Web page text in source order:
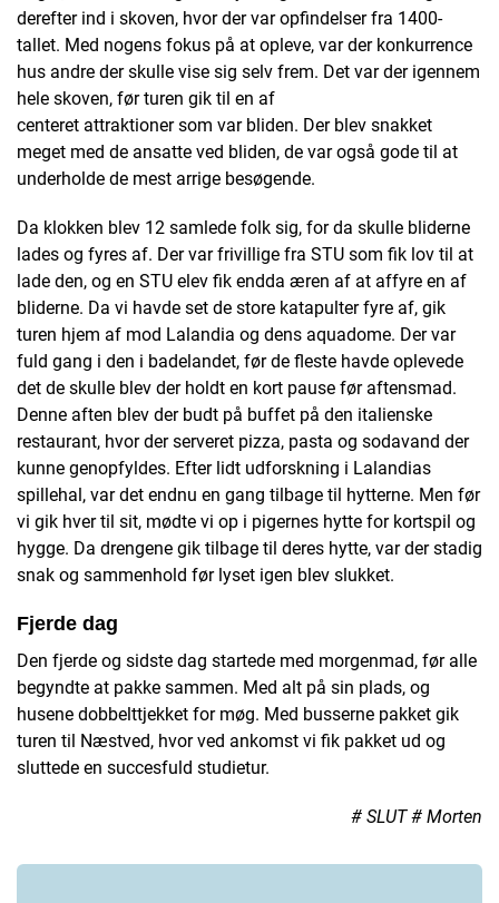
derefter ind i skoven, hvor der var opfindelser fra 1400-
tallet. Med nogens fokus på at opleve, var der konkurrence
hus andre der skulle vise sig selv frem. Det var der igennem
hele skoven, før turen gik til en af
centeret attraktioner som var bliden. Der blev snakket
meget med de ansatte ved bliden, de var også gode til at
underholde de mest arrige besøgende.
Da klokken blev 12 samlede folk sig, for da skulle bliderne
lades og fyres af. Der var frivillige fra STU som fik lov til at
lade den, og en STU elev fik endda æren af at affyre en af
bliderne. Da vi havde set de store katapulter fyre af, gik
turen hjem af mod Lalandia og dens aquadome. Der var
fuld gang i den i badelandet, før de fleste havde oplevede
det de skulle blev der holdt en kort pause før aftensmad.
Denne aften blev der budt på buffet på den italienske
restaurant, hvor der serveret pizza, pasta og sodavand der
kunne genopfyldes. Efter lidt udforskning i Lalandias
spillehal, var det endnu en gang tilbage til hytterne. Men før
vi gik hver til sit, mødte vi op i pigernes hytte for kortspil og
hygge. Da drengene gik tilbage til deres hytte, var der stadig
snak og sammenhold før lyset igen blev slukket.
Fjerde dag
Den fjerde og sidste dag startede med morgenmad, før alle
begyndte at pakke sammen. Med alt på sin plads, og
husene dobbelttjekket for møg. Med busserne pakket gik
turen til Næstved, hvor ved ankomst vi fik pakket ud og
sluttede en succesfuld studietur.
# SLUT # Morten